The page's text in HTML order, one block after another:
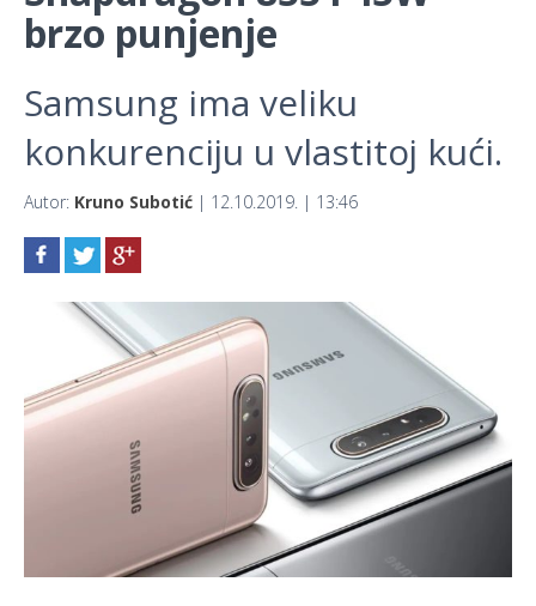
brzo punjenje
Samsung ima veliku
konkurenciju u vlastitoj kući.
Autor: Kruno Subotić | 12.10.2019. | 13:46